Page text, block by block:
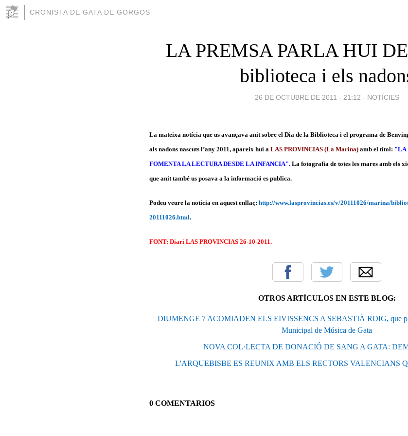
CRONISTA DE GATA DE GORGOS
LA PREMSA PARLA HUI
biblioteca i els
26 DE OCTUBRE DE 2011 - 21:12 - NOTÍCIES
La mateixa notícia que us avançava anit sobre el Dia de la Biblioteca i el programa de
als nadons nascuts l’any 2011, apareix hui a LAS PROVINCIAS (La Marina) amb el títol: "LA
FOMENTA LA LECTURA DESDE LA INFANCIA". La fotografia de totes les mares amb els
que anit també us posava a la informació es publica.
Podeu veure la notícia en aquest enllaç: http://www.lasprovincias.es/v/20111026/marina/
20111026.html.
FONT: Diari LAS PROVINCIAS 26-10-2011.
OTROS ARTÍCULOS EN ESTE BLOG:
DIUMENGE 7 ACOMIADEN ELS EIVISSENCS A SEBASTIÀ ROIG, que
Municipal de Música de Gata
NOVA COL·LECTA DE DONACIÓ DE SANG A GATA:
L'ARQUEBISBE ES REUNIX AMB ELS RECTORS VALENCIANS
0 COMENTARIOS